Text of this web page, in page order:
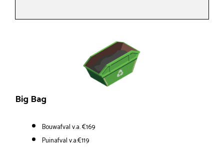
Big Bag
Bouwafval v.a. €169
Puinafval v.a.€119